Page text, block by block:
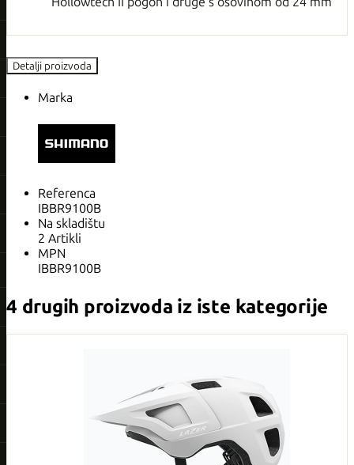
Detalji proizvoda
Marka
Referenca
IBBR9100B
Na skladištu
2 Artikli
MPN
IBBR9100B
4 drugih proizvoda iz iste kategorije